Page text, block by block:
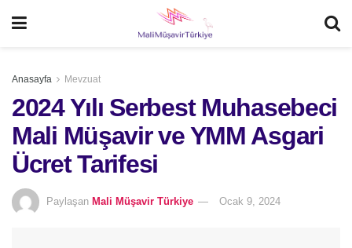
Anasayfa Mevzuat
2024 Yılı Serbest Muhasebeci
Mali Müşavir ve YMM Asgari
Ücret Tarifesi
Paylaşan Mali Müşavir Türkiye Ocak 9, 2024